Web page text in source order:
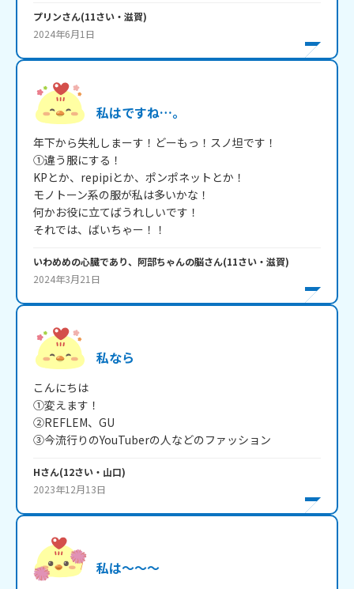
プリンさん(11さい・ 滋賀)
2024年6月1日
私はですね…。
年下から失礼しまーす！どーもっ！スノ坦です！
①違う服にする！
KPとか、repipiとか、ポンポネットとか！
モノトーン系の服が私は多いかな！
何かお役に立てばうれしいです！
それでは、ばいちゃー！！
いわめめの心臓であり、阿部ちゃんの脳さん(11さい・ 滋賀)
2024年3月21日
私なら
こんにちは
①変えます！
②REFLEM、GU
Hさん(12さい・ 山口)
2023年12月13日
私は～～～